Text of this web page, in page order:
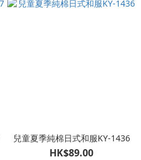
兒童夏季純棉日式和服KY-1436
HK$89.00